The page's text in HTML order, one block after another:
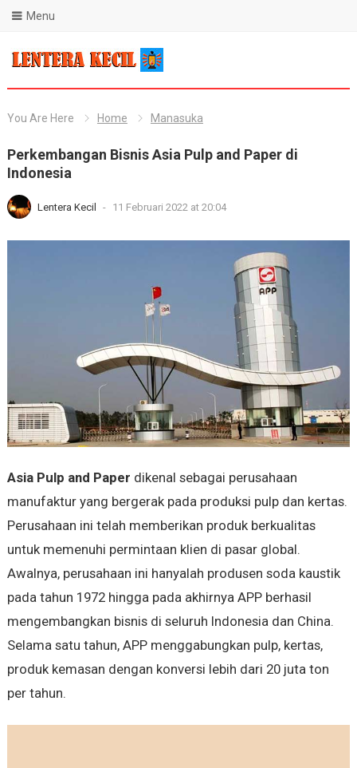
Blog Lentera Kecil
Menu
You Are Here Home Manasuka
Perkembangan Bisnis Asia Pulp and Paper di
Indonesia
Lentera Kecil - 11 Februari 2022 at 20:04
Asia Pulp and Paper dikenal sebagai perusahaan
manufaktur yang bergerak pada produksi pulp dan kertas.
Perusahaan ini telah memberikan produk berkualitas
untuk memenuhi permintaan klien di pasar global.
Awalnya, perusahaan ini hanyalah produsen soda kaustik
pada tahun 1972 hingga pada akhirnya APP berhasil
mengembangkan bisnis di seluruh Indonesia dan China.
Selama satu tahun, APP menggabungkan pulp, kertas,
produk kemasan dengan konversi lebih dari 20 juta ton
per tahun.